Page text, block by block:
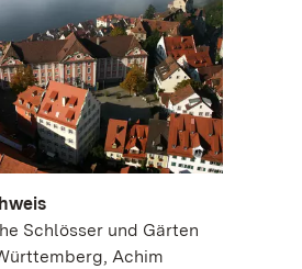
Schlösser und Gärten
Achim